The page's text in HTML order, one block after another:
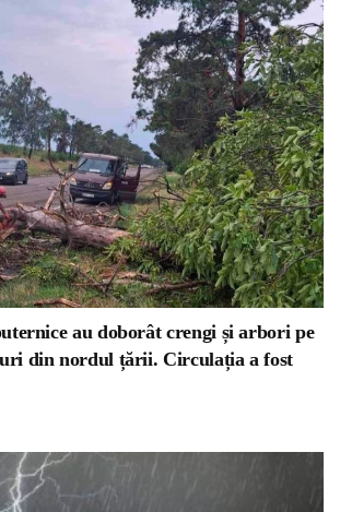
au doborât crengi și arbori pe
din nordul țării. Circulația a fost